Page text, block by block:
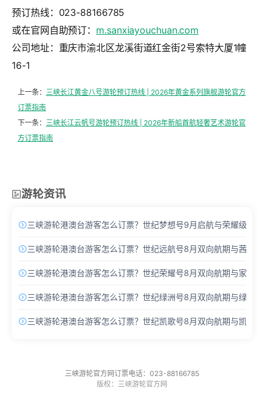
预订热线： 023-88166785
或在官网自助预订： m.sanxiayouchuan.com
公司地址：重庆市渝北区龙溪街道红金街2号索特大厦1幢
16-1
上一条： 三峡长江黄金八号游轮预订热线 | 2026年黄金系列旗舰游轮官方
订票指南
下一条： 三峡长江云帆号游轮预订热线 | 2026年新船首航轻奢艺术游轮官
方订票指南
 游轮资讯
三峡游轮港澳台游客怎么订票？世纪梦想号9月启航与荣耀级Pro
三峡游轮港澳台游客怎么订票？世纪远航号8月双向航期与茜茜
三峡游轮港澳台游客怎么订票？世纪荣耀号8月双向航期与家庭
三峡游轮港澳台游客怎么订票？世纪绿洲号8月双向航期与绿洲
三峡游轮港澳台游客怎么订票？世纪凯歌号8月双向航期与凯歌
三峡游轮官方网订票电话：023-88166785
版权：三峡游轮官方网